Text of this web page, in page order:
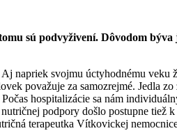
sú podvyživení. Dôvodom
svojmu ​​úctyhodnému veku
považuje za samozrejmé. Jedla
hospitalizácie sa nám
​podpory došlo postupne tiež
terapeutka Vítkovickej